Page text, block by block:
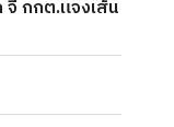
กกต.แจงเส้น